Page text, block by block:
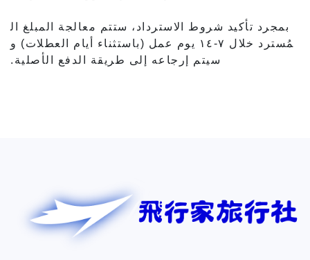
بمجرد تأكيد شروط الاسترداد، ستتم معالجة المبلغ ال
مُسترد خلال ٧-١٤ يوم عمل (باستثناء أيام العطلات) و
سيتم إرجاعه إلى طريقة الدفع الأصلية.